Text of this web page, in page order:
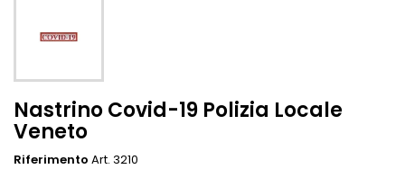
Nastrino Covid-19 Polizia Locale
Veneto
Riferimento Art. 3210